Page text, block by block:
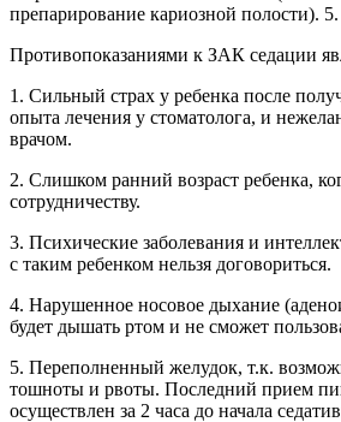
препарирование кариозной полости).
Противопоказаниями к ЗАК седации
1. Сильный страх у ребенка после
опыта лечения у стоматолога, и
врачом.
2. Слишком ранний возраст ребенка,
сотрудничеству.
3. Психические заболевания и
с таким ребенком нельзя договориться.
4. Нарушенное носовое дыхание
будет дышать ртом и не сможет
5. Переполненный желудок, т.к.
тошноты и рвоты. Последний прием
осуществлен за 2 часа до начала